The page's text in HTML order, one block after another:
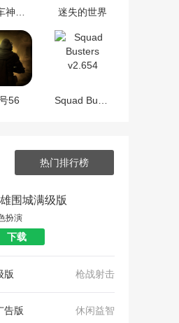
迷失的世界
56
热门排行榜
围城满级版
扮演
下载
版 枪战射击
告版 休闲益智